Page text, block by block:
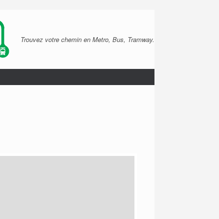
Trouvez votre chemin en Metro, Bus, Tramway.